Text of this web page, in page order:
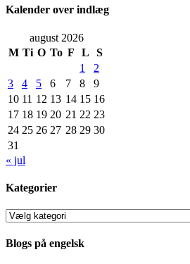
Kalender over indlæg
august 2026
M Ti O To F L
S
1
2
3
4 5 6 7 8
9
10 11 12 13 14 15 16
17 18 19 20 21 22 23
24 25 26 27 28 29 30
31
« jul
Kategorier
Kategorier
Blogs på engelsk